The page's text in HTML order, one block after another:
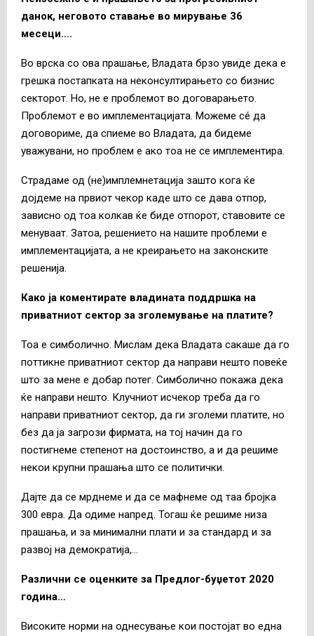
данок, неговото ставање во мирување 36
месеци….
Во врска со ова прашање, Владата брзо увиде дека е
грешка постапката на неконсултирањето со бизнис
секторот. Но, не е проблемот во договарањето.
Проблемот е во имплементацијата. Можеме сé да
договориме, да спиеме во Владата, да бидеме
уважувани, но проблем е ако тоа не се имплементира.
Страдаме од (не)имплемнетација зашто кога ќе
дојдеме на првиот чекор каде што се дава отпор,
зависно од тоа колкав ќе биде отпорот, ставовите се
менуваат. Затоа, решението на нашите проблеми е
имплементацијата, а не креирањето на законските
решенија.
Како ја коментирате владината поддршка на
приватниот сектор за зголемување на платите?
Тоа е симболично. Мислам дека Владата сакаше да го
поттикне приватниот сектор да направи нешто повеќе
што за мене е добар потег. Симболично покажа дека
ќе направи нешто. Клучниот исчекор треба да го
направи приватниот сектор, да ги зголеми платите, но
без да ја загрози фирмата, на тој начин да го
постигнеме степенот на достоинство, а и да решиме
некои крупни прашања што се политички.
Дајте да се мрднеме и да се мафнеме од таа бројка
300 евра. Да одиме напред. Тогаш ќе решиме низа
прашања, и за минимални плати и за стандард и за
развој на демократија,…
Различни се оценките за Предлог-буџетот 2020
година…
Високите норми на однесување кои постојат во една